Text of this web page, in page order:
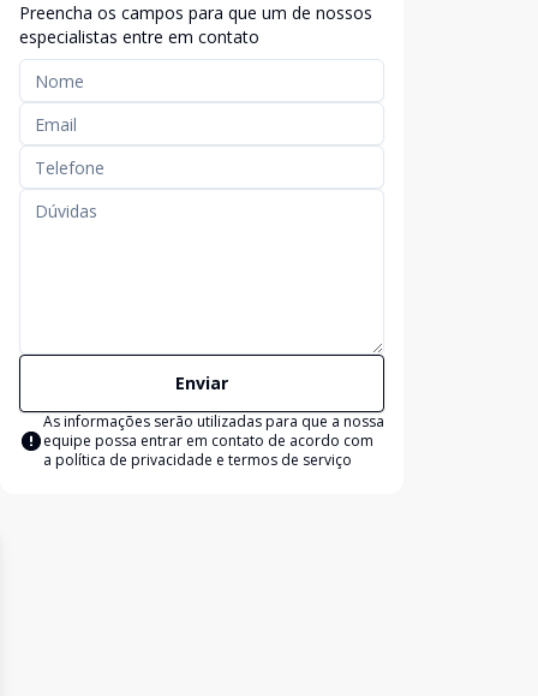
Preencha os campos para que um de nossos
especialistas entre em contato
Enviar
As informações serão utilizadas para que a nossa
equipe possa entrar em contato de acordo com
a política de privacidade e termos de serviço